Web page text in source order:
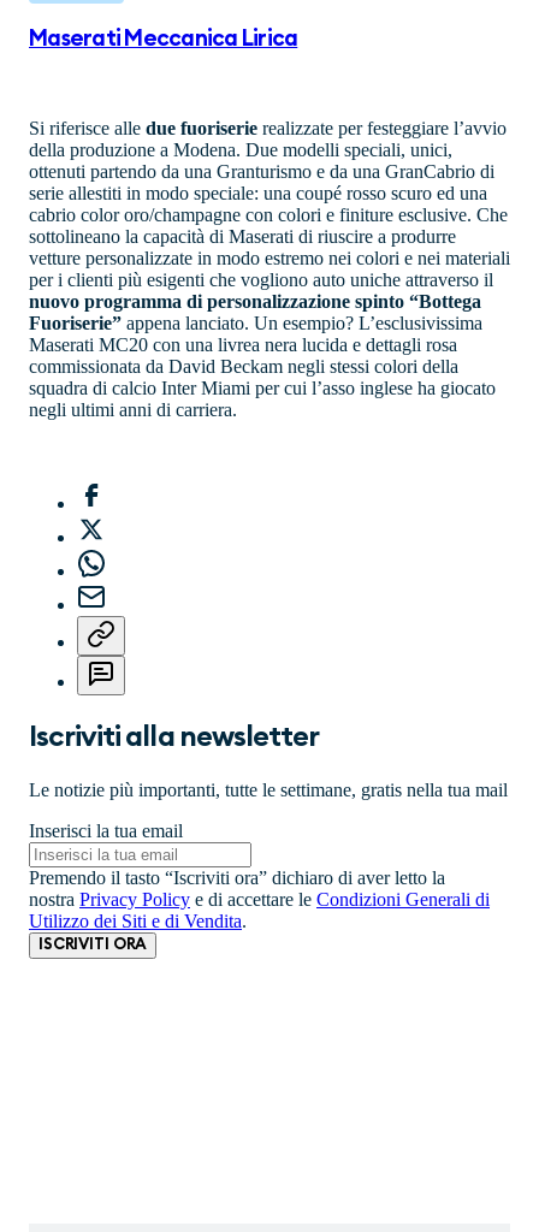
Maserati Meccanica Lirica
Si riferisce alle due fuoriserie realizzate per festeggiare l’avvio
della produzione a Modena. Due modelli speciali, unici,
ottenuti partendo da una Granturismo e da una GranCabrio di
serie allestiti in modo speciale: una coupé rosso scuro ed una
cabrio color oro/champagne con colori e finiture esclusive. Che
sottolineano la capacità di Maserati di riuscire a produrre
vetture personalizzate in modo estremo nei colori e nei materiali
per i clienti più esigenti che vogliono auto uniche attraverso il
nuovo programma di personalizzazione spinto “Bottega
Fuoriserie” appena lanciato. Un esempio? L’esclusivissima
Maserati MC20 con una livrea nera lucida e dettagli rosa
commissionata da David Beckam negli stessi colori della
squadra di calcio Inter Miami per cui l’asso inglese ha giocato
negli ultimi anni di carriera.
Iscriviti alla newsletter
Le notizie più importanti, tutte le settimane, gratis nella tua mail
Inserisci la tua email
Premendo il tasto “Iscriviti ora” dichiaro di aver letto la
nostra Privacy Policy e di accettare le Condizioni Generali di
Utilizzo dei Siti e di Vendita.
ISCRIVITI ORA